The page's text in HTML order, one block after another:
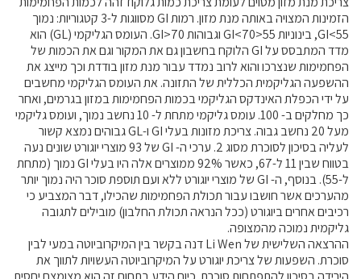
הזמינות המצויה באותה מנת מזון. רמות GI מסווגות ל-3 קטגוריות: נמוך
GI<55, בינוניות 55<GI<70 וגבוהות GI>70. העומס הגליקמי (GL) הוא
מדד המתבסס על GI הלוקח בחשבון גם את המקור וגם את הכמות של
הפחמימות שנצרכו והוא לרוב נמדד עבור מנת מזון בודדת וכך מייצג את
ההשפעה הגליקמית הכללית של התזונה. את העומס הגליקמי מחשבים
על ידי הכפלת האינדקס הגליקמי בכמות הפחמימות במזון בגרמים, ואחר
כך מחלקים ב- 100. עומס גליקמי מתחת ל- 10 נחשב נמוך, ועומס גליקמי
מעל 20 נחשב גבוה. צריכת מזונות בעלי GI ו-GL גבוהים נמצא קשור
לעליה בסיכון לסוכרת מסוג 2. ערכי ה- GI של 93 מוצרי יוגורט שונים נעה
בטווח שבין 11 ל-67, כאשר 92% ממוצרים אלה היו בעלי GI נמוך (מתחת
ל-55). בנוסף, ה- GI של מוצרי יוגורט ללא ועם תוספת סוכר היה נמוך יותר
מהערכים אשר חושבו עבור תכולת הפחמימות שהכילו, דבר המצביע כי
רכיבים אחרים ביוגורט (ככל הנראה תכולת החלבון) מובילים לתגובה
גליקמית נמוכה מהמצופה.
ההרצאה השלישית של Li Wen דנה בקשר בין המיקרוביוטה במעי לבין
סוכרת. השפעות של צריכת יוגורט על המיקרוביוטה העשויות לתווך את